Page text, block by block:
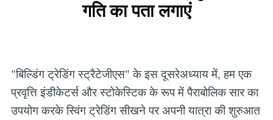
गति का पता लगाएं
"बिल्डिंग ट्रेडिंग स्ट्रैटेजीएस" के इस दूसरेअध्याय में, हम एक
प्रवृत्ति इंडीकेटर्स और स्टोकेस्टिक के रूप में पैराबोलिक सार का
उपयोग करके स्विंग ट्रेडिंग सीखने पर अपनी यात्रा की शुरुआत